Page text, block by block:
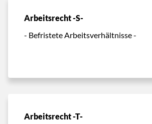
Arbeitsrecht -S-
- Befristete Arbeitsverhältnisse -
Arbeitsrecht -T-